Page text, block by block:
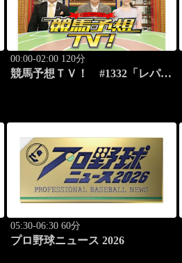
00:00-02:00 120分
競馬予想ＴＶ！ #1332「レパー
05:30-06:30 60分
プロ野球ニュース 2026